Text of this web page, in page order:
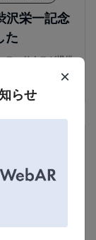
×
らせ
沢栄一記念
た
ス・サウスが提供
きを楽しむアプリ
きました。